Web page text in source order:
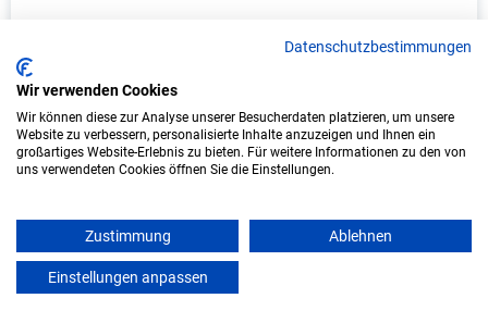
Duales Studium Informatik (B.Sc.) am
Limburger IT-Service
In Kooperation mit IU Duales Studium
(Internationale Hochschule)
bundesweit
Start: Oktober 2026
Freie Plätze: 1
Datenschutzbestimmungen
Wir verwenden Cookies
Wir können diese zur Analyse unserer Besucherdaten platzieren, um unsere
Website zu verbessern, personalisierte Inhalte anzuzeigen und Ihnen ein
großartiges Website-Erlebnis zu bieten. Für weitere Informationen zu den von
uns verwendeten Cookies öffnen Sie die Einstellungen.
Zustimmung Ablehnen
Einstellungen anpassen